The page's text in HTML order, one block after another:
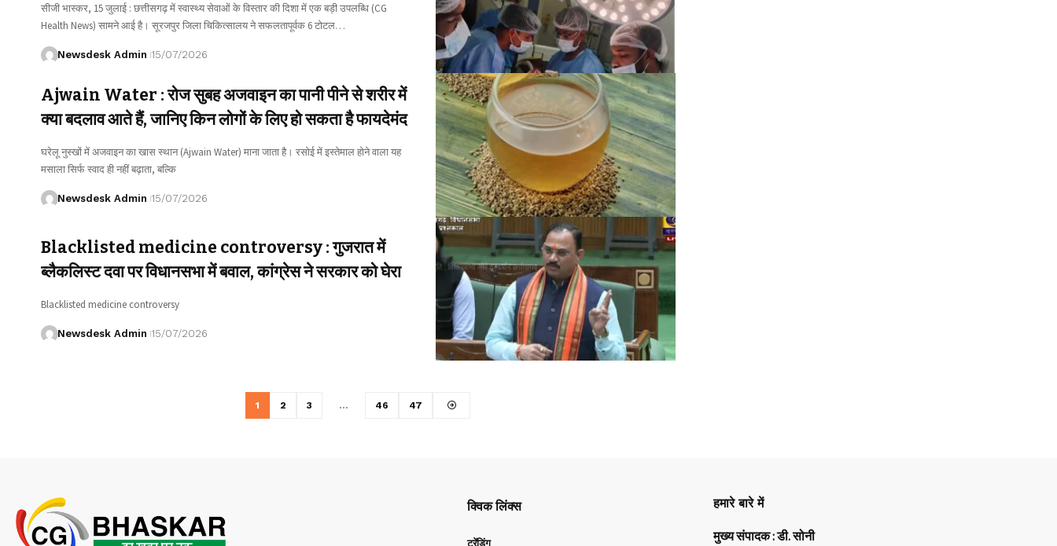
सीजी भास्कर, 15 जुलाई : छत्तीसगढ़ में स्वास्थ्य सेवाओं के विस्तार की दिशा में एक बड़ी उपलब्धि (CG
Health News) सामने आई है। सूरजपुर जिला चिकित्सालय ने सफलतापूर्वक 6 टोटल…
Newsdesk Admin 15/07/2026
Ajwain Water : रोज सुबह अजवाइन का पानी पीने से शरीर में
क्या बदलाव आते हैं, जानिए किन लोगों के लिए हो सकता है फायदेमंद
घरेलू नुस्खों में अजवाइन का खास स्थान (Ajwain Water) माना जाता है। रसोई में इस्तेमाल होने वाला यह
मसाला सिर्फ स्वाद ही नहीं बढ़ाता, बल्कि
Newsdesk Admin 15/07/2026
Blacklisted medicine controversy : गुजरात में
ब्लैकलिस्ट दवा पर विधानसभा में बवाल, कांग्रेस ने सरकार को घेरा
Blacklisted medicine controversy
Newsdesk Admin 15/07/2026
1 2 3 … 46 47
क्विक लिंक्स
ट्रेंडिंग
हमारे बारे में
मुख्य संपादक : डी. सोनी